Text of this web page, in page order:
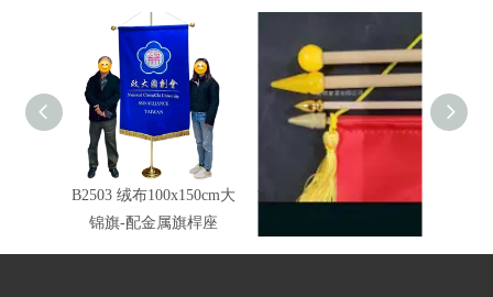
B2503 绒布100x150cm大
锦旗-配金属旗桿座
旗头配件-锦旗.手摇旗适